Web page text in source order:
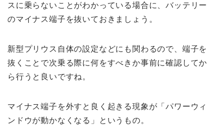
スに乗らないことがわかっている場合に、バッテリー
のマイナス端子を抜いておきましょう。
新型プリウス自体の設定などにも関わるので、端子を
抜くことで次乗る際に何をすべきか事前に確認してか
ら行うと良いですね。
マイナス端子を外すと良く起きる現象が「パワーウィ
ンドウが動かなくなる」というもの。